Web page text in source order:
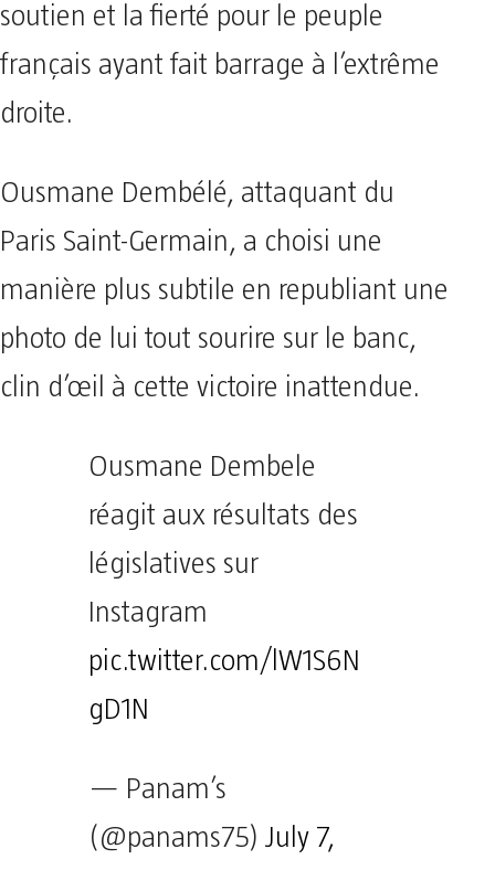
soutien et la fierté pour le peuple
français ayant fait barrage à l’extrême
droite.
Ousmane Dembélé, attaquant du
Paris Saint-Germain, a choisi une
manière plus subtile en republiant une
photo de lui tout sourire sur le banc,
clin d’œil à cette victoire inattendue.
Ousmane Dembele
réagit aux résultats des
législatives sur
Instagram
pic.twitter.com/lW1S6N
gD1N
— Panam’s
(@panams75) July 7,